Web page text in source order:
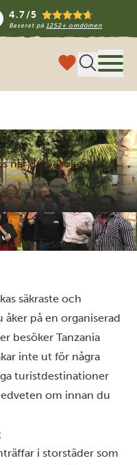
4.7/5
Baserat på1252+ omdömen
när du besöker
när du besöker Tanzania
säkraste och
åker på en organiserad
besöker Tanzania
inte ut för några
turistdestinationer
om innan du
i storstäder som